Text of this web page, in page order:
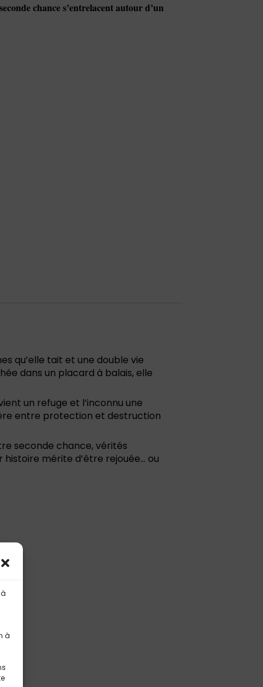
à
chance s’entrelacent autour d’un
qu’elle tait et une double vie
dans un placard à balais, elle
un refuge et l’inconnu une
entre protection et destruction
seconde chance, vérités
mérite d’être rejouée… ou